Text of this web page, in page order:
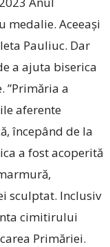
medalie. Aceeași
Pauliuc. Dar
a ajuta biserica
”Primăria a
aferente
începând de la
a fost acoperită
sculptat. Inclusiv
cimitirului
Primăriei.